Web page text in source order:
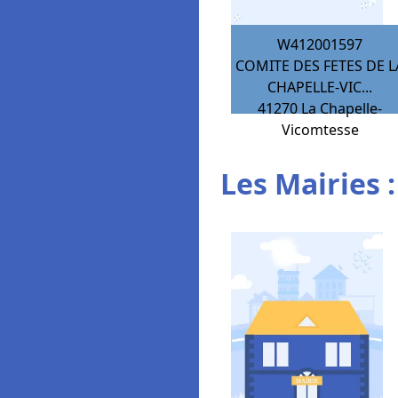
W412001597
COMITE DES FETES DE
CHAPELLE-VIC...
41270 La Chapelle-
Vicomtesse
Les Mairies :